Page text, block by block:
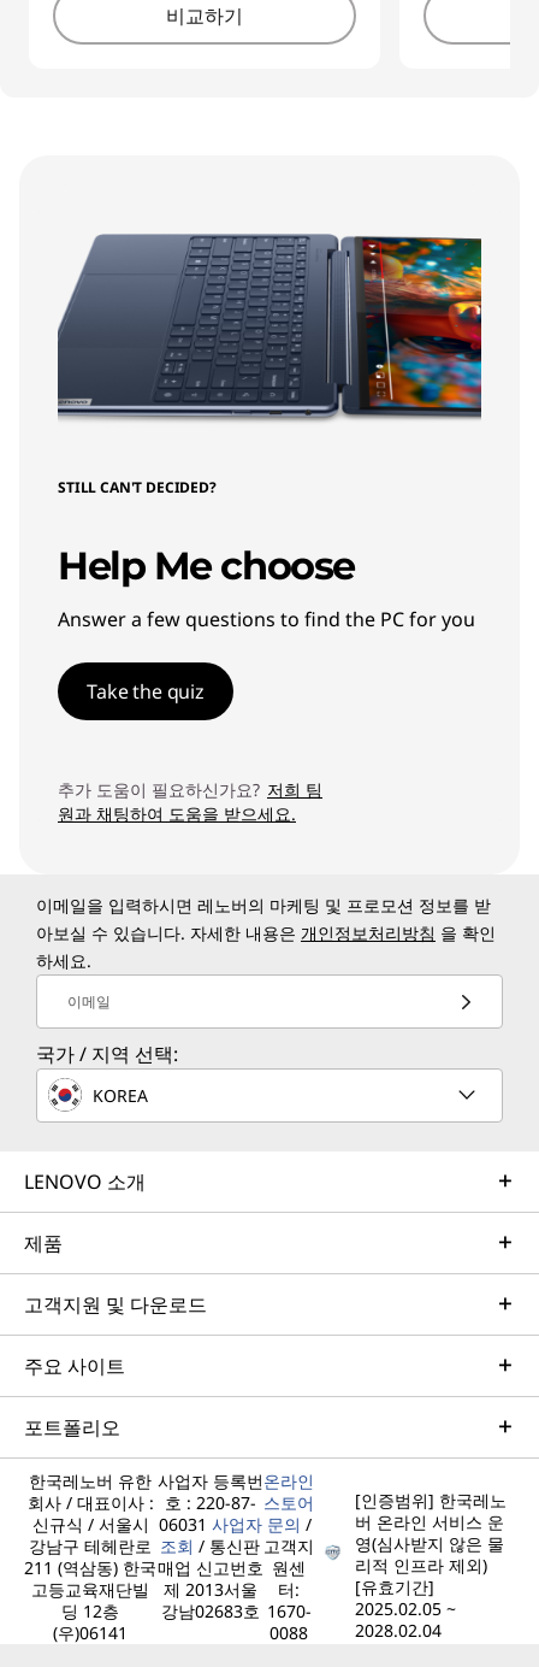
비교하기
STILL CAN'T DECIDED?
Help Me choose
Answer a few questions to find the PC for you
Take the quiz
추가 도움이 필요하신가요? 저희 팀
원과 채팅하여 도움을 받으세요.
이메일을 입력하시면 레노버의 마케팅 및 프로모션 정보를 받
아보실 수 있습니다. 자세한 내용은 개인정보처리방침 을 확인
하세요.
이메일
국가 / 지역 선택:
KOREA
LENOVO 소개
제품
고객지원 및 다운로드
주요 사이트
포트폴리오
한국레노버 유한
회사 / 대표이사 :
신규식 / 서울시
강남구 테헤란로
211 (역삼동) 한국
고등교육재단빌
딩 12층
(우)06141
사업자 등록번
호 : 220-87-
06031 사업자
조회 / 통신판
매업 신고번호
제 2013서울
강남02683호
온라인
스토어
문의 /
고객지
원센
터:
1670-
0088
[인증범위] 한국레노
버 온라인 서비스 운
영(심사받지 않은 물
리적 인프라 제외)
[유효기간]
2025.02.05 ~
2028.02.04